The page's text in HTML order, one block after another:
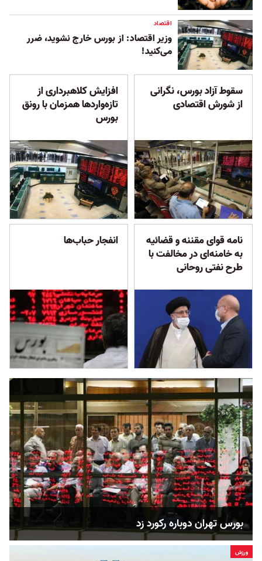
اقتصاد
وزیر اقتصاد: از بورس خارج نشوید، ضرر
می‌کنید!
سقوط آزاد بورس، نگرانی
از شورش‌ اقتصادی
افزایش کلاهبرداری از
تازه‌واردها همزمان با رونق
بورس
نامه قوای مقننه و قضائیه
به خامنه‌ای در مخالفت با
طرح نفتی روحانی
انفجار حباب‌ها
بورس تهران دوباره رکورد زد
ورزش